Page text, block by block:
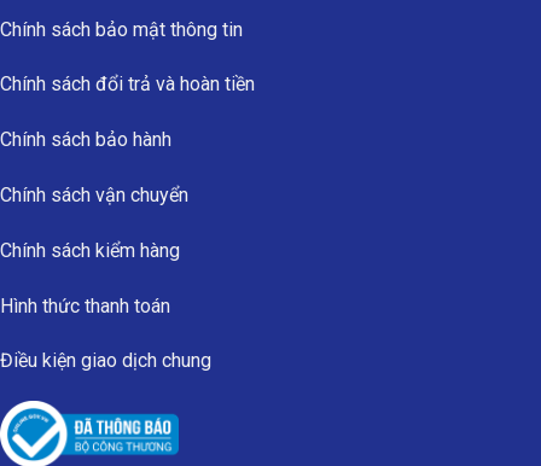
Chính sách bảo mật thông tin
Chính sách đổi trả và hoàn tiền
Chính sách bảo hành
Chính sách vận chuyển
Chính sách kiểm hàng
Hình thức thanh toán
Điều kiện giao dịch chung